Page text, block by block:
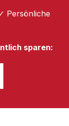
Persönliche
sparen: